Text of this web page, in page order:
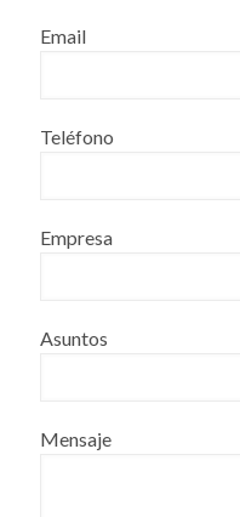
Email
Teléfono
Empresa
Asuntos
Mensaje